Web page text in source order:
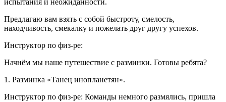
испытания и неожиданности.
Предлагаю вам взять с собой быстроту, смелость,
находчивость, смекалку и пожелать друг другу успехов.
Инструктор по физ-ре:
Начнём мы наше путешествие с разминки. Готовы ребята?
1. Разминка «Танец инопланетян».
Инструктор по физ-ре: Команды немного размялись, пришла